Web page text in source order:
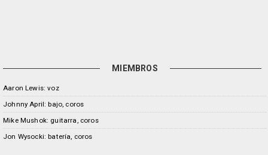
MIEMBROS
Aaron Lewis: voz
Johnny April: bajo, coros
Mike Mushok: guitarra, coros
Jon Wysocki: batería, coros